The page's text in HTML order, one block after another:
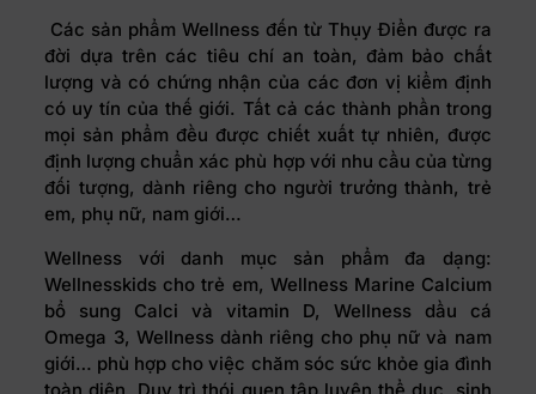
Các sản phẩm Wellness đến từ Thụy Điển được ra
đời dựa trên các tiêu chí an toàn, đảm bảo chất
lượng và có chứng nhận của các đơn vị kiểm định
có uy tín của thế giới. Tất cả các thành phần trong
mọi sản phẩm đều được chiết xuất tự nhiên, được
định lượng chuẩn xác phù hợp với nhu cầu của từng
đối tượng, dành riêng cho người trưởng thành, trẻ
em, phụ nữ, nam giới…
Wellness với danh mục sản phẩm đa dạng:
Wellnesskids cho trẻ em, Wellness Marine Calcium
bổ sung Calci và vitamin D, Wellness dầu cá
Omega 3, Wellness dành riêng cho phụ nữ và nam
giới… phù hợp cho việc chăm sóc sức khỏe gia đình